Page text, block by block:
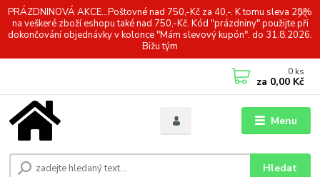
PRÁZDNINOVÁ AKCE...Poštovné nad 750,-Kč za 40,-. K tomu sleva 20%
na veškeré zboží eshopu také nad 750,-Kč. Kód "prázdniny" použijte při
dokončování objednávky v kolonce "Mám slevový kupón". do 31.8.2026.
Bižu tým
Menu
Hledat
0 ks
za 0,00 Kč